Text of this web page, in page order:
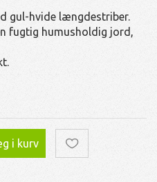
gul-hvide længdestriber.
fugtig humusholdig jord,
i kurv